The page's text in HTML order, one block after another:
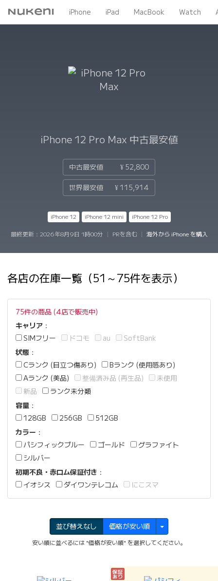
Nukeni iPhone iPad MacBook Watch
iPhone 12 Pro Max 中古最安値
中古最安値 ¥ 52,800
世界最安値 ¥ 115,914
iPhone 12 iPhone 12 mini iPhone 12 Pro
最終更新： 2026年8月9日 1時00分 PRを含む 海外から iPhone を購入
各店の在庫一覧（51～75件を表示）
75件の商品 (4店で販売中)
キャリア ：
SIMフリー
ドコモ au
SoftBank
状態 ：
Cランク (目立つ傷あり)
Bランク (使用感あり)
Aランク (美品)
整備済み品 (再生品)
未使用
新品
ランク未分類
容量 ：
128GB
256GB
512GB
カラー ：
パシフィックブルー
ゴールド
グラファイト
シルバー
初期不良・赤ロム保証付き ：
イオシス
ダイワンテレコム にこスマ
並び替えなし 価格が安い順
安い順に並べるには "価格が安い順" を選択してください。
保証
あり